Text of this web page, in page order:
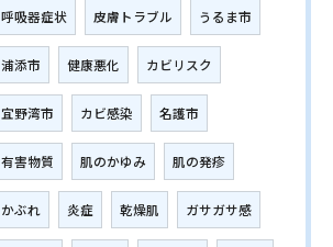
呼吸器症状 皮膚トラブル うるま市
浦添市 健康悪化 カビリスク
宜野湾市 カビ感染 名護市
有害物質 肌のかゆみ 肌の発疹
かぶれ 炎症 乾燥肌 ガサガサ感